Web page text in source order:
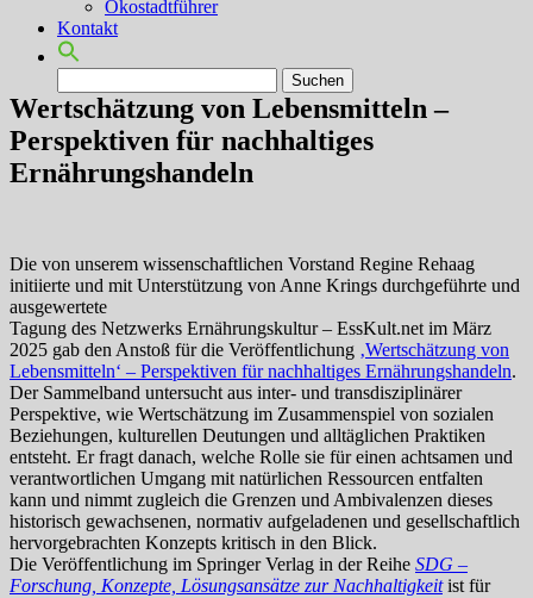
Ökostadtführer
Kontakt
nach:
Wertschätzung von Lebensmitteln –
Perspektiven für nachhaltiges
Ernährungshandeln
Die von unserem wissenschaftlichen Vorstand Regine Rehaag
initiierte und mit Unterstützung von Anne Krings durchgeführte und
ausgewertete
Tagung des Netzwerks Ernährungskultur – EssKult.net im März
2025 gab den Anstoß für die Veröffentlichung ‚Wertschätzung von
Lebensmitteln‘ – Perspektiven für nachhaltiges Ernährungshandeln.
Der Sammelband untersucht aus inter- und transdisziplinärer
Perspektive, wie Wertschätzung im Zusammenspiel von sozialen
Beziehungen, kulturellen Deutungen und alltäglichen Praktiken
entsteht. Er fragt danach, welche Rolle sie für einen achtsamen und
verantwortlichen Umgang mit natürlichen Ressourcen entfalten
kann und nimmt zugleich die Grenzen und Ambivalenzen dieses
historisch gewachsenen, normativ aufgeladenen und gesellschaftlich
hervorgebrachten Konzepts kritisch in den Blick.
Die Veröffentlichung im Springer Verlag in der Reihe SDG –
Forschung, Konzepte, Lösungsansätze zur Nachhaltigkeitist für